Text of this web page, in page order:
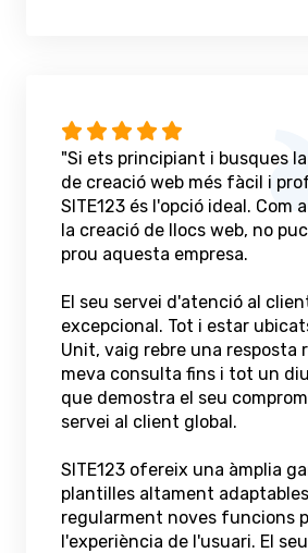
"Si ets principiant i busques
de creació web més fàcil i
SITE123 és l'opció ideal. Com
la creació de llocs web, no
prou aquesta empresa.
El seu servei d'atenció al
excepcional. Tot i estar
Unit, vaig rebre una resposta
meva consulta fins i tot un
que demostra el seu
servei al client global.
SITE123 ofereix una àmplia
plantilles altament
regularment noves funcions
l'experiència de l'usuari. El